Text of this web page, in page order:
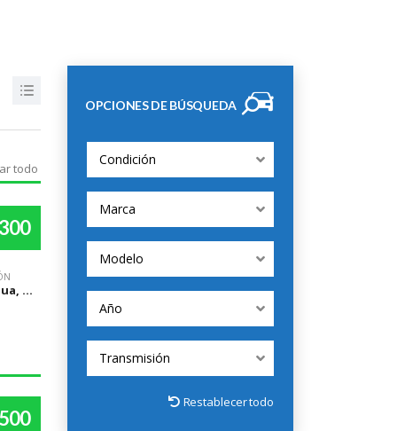
OPCIONES DE BÚSQUEDA
Condición
Marca
Modelo
Año
Transmisión
Restablecer todo
todo
Managua, Managua